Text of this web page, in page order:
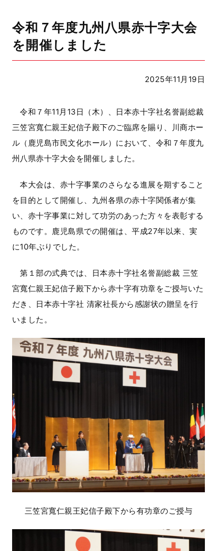
令和７年度九州八県赤十字大会
を開催しました
2025年11月19日
令和７年11月 13 日（木）、日本赤十字社名誉副総裁
三笠宮寬仁親王妃信子殿下のご臨席を賜り、川商ホー
ル（鹿児島市民文化ホール）において、令和７年度九
州八県赤十字大会を開催しました。
本大会は、赤十字事業のさらなる進展を期すること
を目的として開催し、九州各県の赤十字関係者が集
い、赤十字事業に対して功労のあった方々を表彰する
ものです。鹿児島県での開催は、平成27年以来、実
に10年ぶりでした。
第１部の式典では、日本赤十字社名誉副総裁 三笠
宮寬仁親王妃信子殿下から赤十字有功章をご授与いた
だき、日本赤十字社 清家社長から感謝状の贈呈を行
いました。
三笠宮寬仁親王妃信子殿下から有功章のご授与